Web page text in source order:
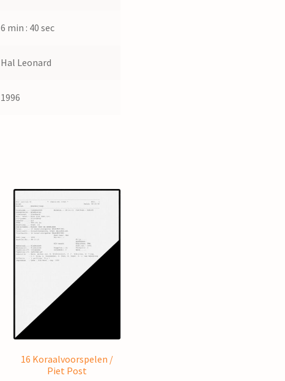
6 min : 40 sec
Hal Leonard
1996
16 Koraalvoorspelen /
Piet Post